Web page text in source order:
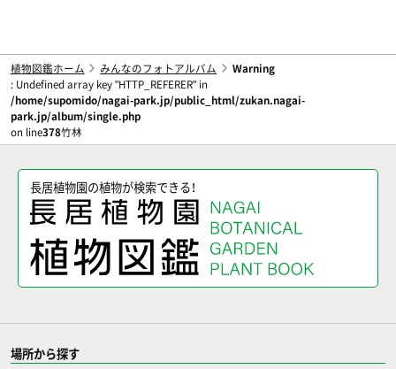
植物図鑑ホーム みんなのフォトアルバム
Warning
: Undefined array key "HTTP_REFERER" in
/home/supomido/nagai-park.jp/public_html/zukan.nagai-
park.jp/album/single.php
on line378竹林
長居植物園の植物が検索できる！
場所から探す